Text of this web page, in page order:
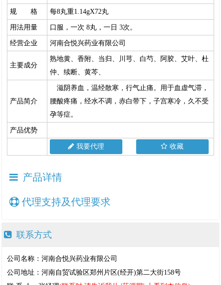
规 格 每8丸重1.14gX72丸
用法用量 口服，一次 8丸，一日 3次。
经营企业 河南合悦兴药业有限公司
主要成分
熟地黄、香附、当归、川芎、白芍、阿胶、艾叶、杜
仲、续断、黄芩、
产品简介
滋阴养血，温经散寒，行气止痛。用于血虚气滞，
腰酸疼痛，经水不调，赤白带下，子宫寒冷，久不受
孕等症。
产品优势
我要代理 收藏
产品详情
代理支持及代理要求
联系方式
公司名称：河南合悦兴药业有限公司
公司地址：河南自贸试验区郑州片区(经开)第二大街158号